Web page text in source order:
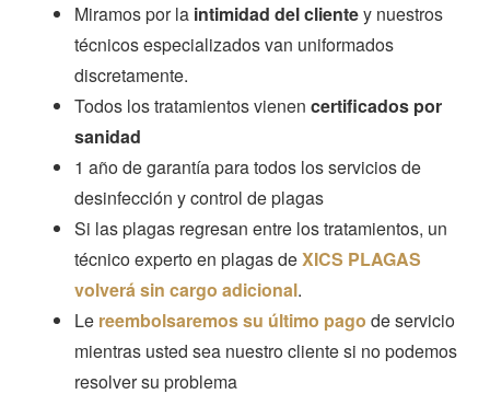
Miramos por la intimidad del clientey nuestros
técnicos especializados van uniformados
discretamente.
Todos los tratamientos vienencertificados por
sanidad
1 año de garantía para todos los servicios de
desinfección y control de plagas
Si las plagas regresan entre los tratamientos, un
técnico experto en plagas deXICS PLAGAS
volverá sin cargo adicional.
Le reembolsaremos su último pago de servicio
mientras usted sea nuestro cliente si no podemos
resolver su problema